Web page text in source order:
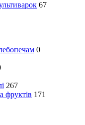
67
0
267
фруктів 171